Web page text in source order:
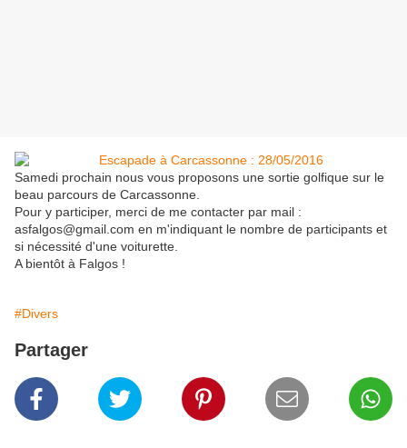
Samedi prochain nous vous proposons une sortie golfique sur le
beau parcours de Carcassonne.
Pour y participer, merci de me contacter par mail :
asfalgos@gmail.com en m'indiquant le nombre de participants et
si nécessité d'une voiturette.
A bientôt à Falgos !
#Divers
Partager